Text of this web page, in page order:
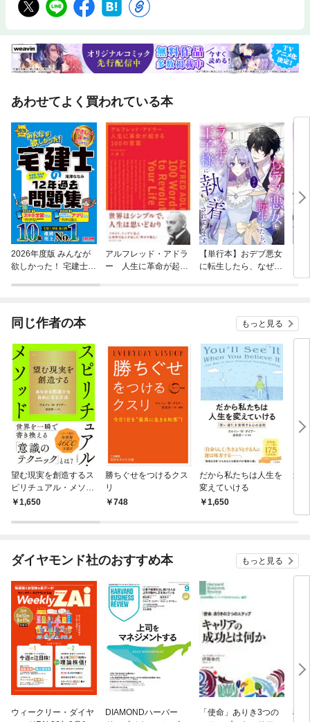
あわせてよく買われている本
2026年度版 みんなが
欲しかった！ 宅建士の
アルフレッド・アドラ
ー 人生に革命が起き
【単行本】おデブ悪女
に転生したら、なぜか
同じ作者の本 もっと見る
望む現実を創造するス
ピリチュアル・メソッ
ド1,650
勝ちぐせをつけるクス
リ
748
だから私たちは人生を
変えていける
1,650
最
叶
ダイヤモンド社のおすすめ本 もっと見る
ウィークリー・ダイヤ
DIAMONDハーバー
「使命」ありき3つの
極